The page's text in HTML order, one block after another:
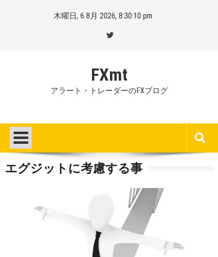
木曜日, 6 8月 2026, 8:30:11 pm
FXmt
アラート・トレーダーのFXブログ
エグジットに考慮する事